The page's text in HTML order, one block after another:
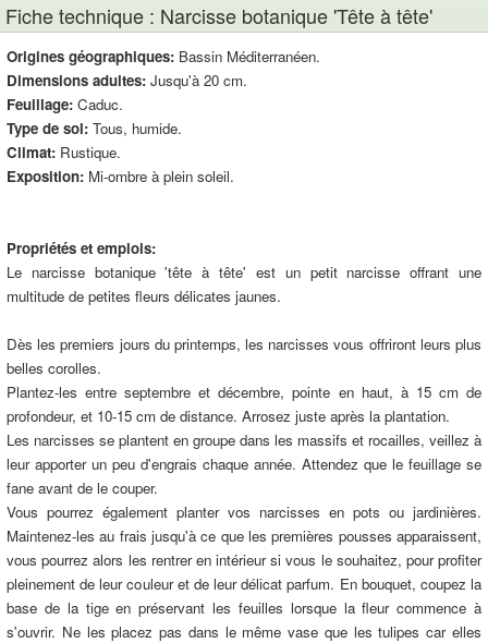
Fiche technique : Narcisse botanique 'Tête à tête'
Origines géographiques: Bassin Méditerranéen.
Dimensions adultes: Jusqu'à 20 cm.
Feuillage: Caduc.
Type de sol: Tous, humide.
Climat: Rustique.
Exposition: Mi-ombre à plein soleil.
Propriétés et emplois:
Le narcisse botanique 'tête à tête' est un petit narcisse offrant une
multitude de petites fleurs délicates jaunes.
Dès les premiers jours du printemps, les narcisses vous offriront leurs plus
belles corolles.
Plantez-les entre septembre et décembre, pointe en haut, à 15 cm de
profondeur, et 10-15 cm de distance. Arrosez juste après la plantation.
Les narcisses se plantent en groupe dans les massifs et rocailles, veillez à
leur apporter un peu d'engrais chaque année. Attendez que le feuillage se
fane avant de le couper.
Vous pourrez également planter vos narcisses en pots ou jardinières.
Maintenez-les au frais jusqu'à ce que les premières pousses apparaissent,
vous pourrez alors les rentrer en intérieur si vous le souhaitez, pour profiter
pleinement de leur couleur et de leur délicat parfum. En bouquet, coupez la
base de la tige en préservant les feuilles lorsque la fleur commence à
s'ouvrir. Ne les placez pas dans le même vase que les tulipes car elles